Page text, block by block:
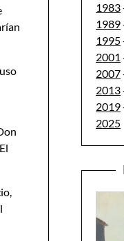
1983
1989
1995
2001
2007
2013
2019
2025